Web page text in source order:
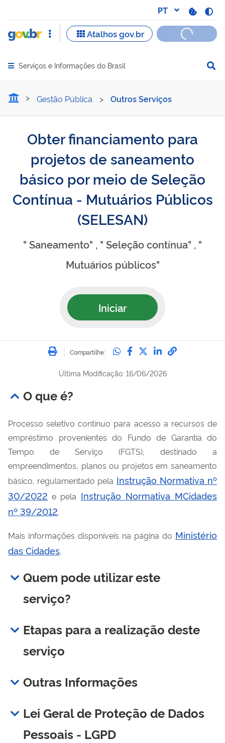
Abrir menu principal de navegação
Serviços e Informações do Brasil
Obter financiamento
Gestão Pública > Outros Serviços
Obter financiamento para
projetos de saneamento
básico por meio de Seleção
Contínua - Mutuários Públicos
(SELESAN)
" Saneamento" , " Seleção contínua" , "
Mutuários públicos"
Iniciar
Imprimir
Compartilhe: Compartilhe no
Compartilhe no
Compartilhe no
Compartilhe
Última Modificação: 16/06/2026
O que é?
Processo seletivo contínuo para acesso a recursos de
empréstimo provenientes do Fundo de Garantia do
Tempo de Serviço (FGTS), destinado a
empreendimentos, planos ou projetos em saneamento
básico, regulamentado pela Instrução Normativa nº
30/2022 e pela Instrução Normativa MCidades
nº 39/2012.
Mais informações disponíveis na página do Ministério
das Cidades.
Quem pode utilizar este
serviço?
Etapas para a realização deste
serviço
Outras Informações
Lei Geral de Proteção de Dados
Pessoais - LGPD